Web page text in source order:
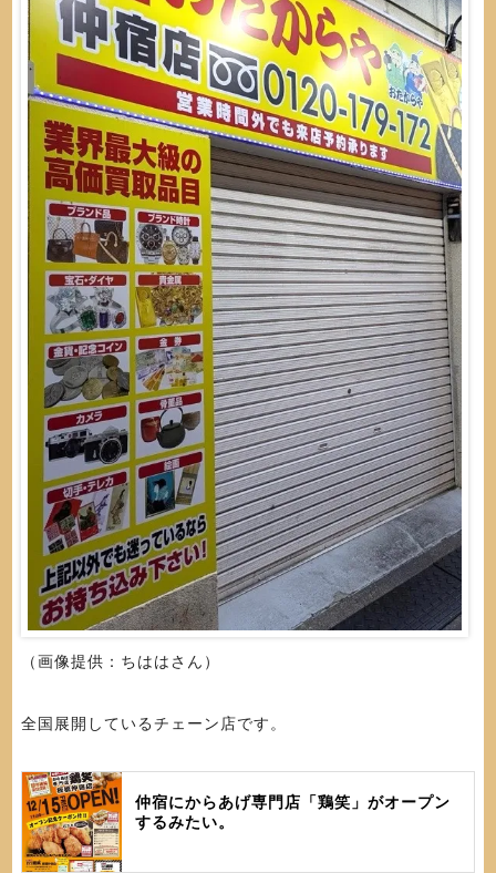
（画像提供：ちははさん）
全国展開しているチェーン店です。
仲宿にからあげ専門店「鶏笑」がオープン
するみたい。